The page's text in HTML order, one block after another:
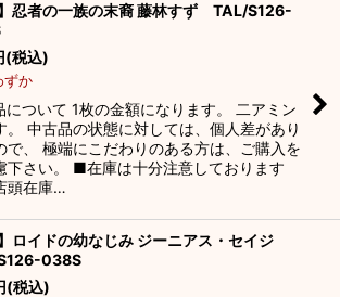
】忍者の一族の末裔 藤林すず TAL/S126-
(税込)
ずか
ついて 1枚の金額になります。 二アミン
。 中古品の状態に対しては、個人差があり
で、 極端にこだわりのある方は、ご購入を
下さい。 ■在庫は十分注意しております
頭在庫…
】ロイドの幼なじみ ジーニアス・セイジ
038S
(税込)